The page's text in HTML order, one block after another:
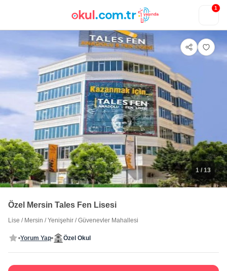
1
1 / 13
Özel Mersin Tales Fen Lisesi
Lise / Mersin /Yenişehir /Güvenevler Mahallesi
Yorum Yap Özel Okul